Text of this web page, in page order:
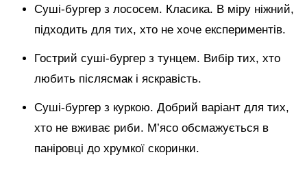
Суші-бургер з лососем. Класика. В міру ніжний,
підходить для тих, хто не хоче експериментів.
Гострий суші-бургер з тунцем. Вибір тих, хто
любить післясмак і яскравість.
Суші-бургер з куркою. Добрий варіант для тих,
хто не вживає риби. М’ясо обсмажується в
паніровці до хрумкої скоринки.